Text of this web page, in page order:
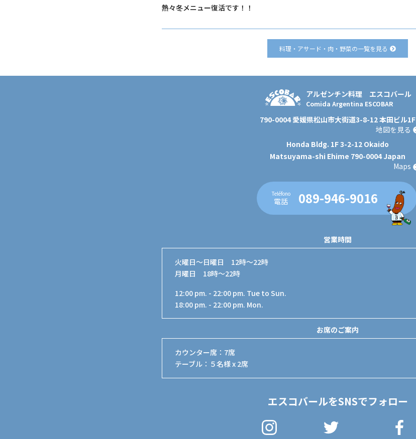
熱々冬メニュー復活です！！
料理・アサード・肉・野菜の一覧を見る
アルゼンチン料理 エスコバール
Comida Argentina ESCOBAR
790-0004 愛媛県松山市大街道3-8-12 本田ビル1F
地図を見る
Honda Bldg. 1F 3-2-12 Okaido
Matsuyama-shi Ehime 790-0004 Japan
Maps
Teléfono
電話 089-946-9016
営業時間
火曜日〜日曜日 12時～22時
月曜日 18時～22時
12:00 pm. - 22:00 pm. Tue to Sun.
18:00 pm. - 22:00 pm. Mon.
お席のご案内
カウンター席 ： 7席
テーブル ： ５名様 x 2席
エスコバールをSNSでフォロー